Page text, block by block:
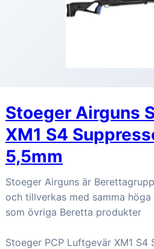
Stoeger Airguns
XM1 S4
5,5mm
Stoeger Airguns är
och tillverkas med samma
som övriga Beretta produkter
Stoeger PCP Luftgevär XM1 S4